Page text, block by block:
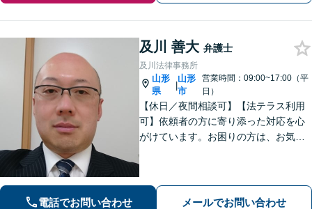
及川 善大 弁護士
及川法律事務所
山形
県
|
山形
市
営業時間：09:00~17:00（平
日）
【休日／夜間相談可】【法テラス利用
可】依頼者の方に寄り添った対応を心
がけています。お困りの方は、お気軽
電話でお問い合わせ メールでお問い合わせ